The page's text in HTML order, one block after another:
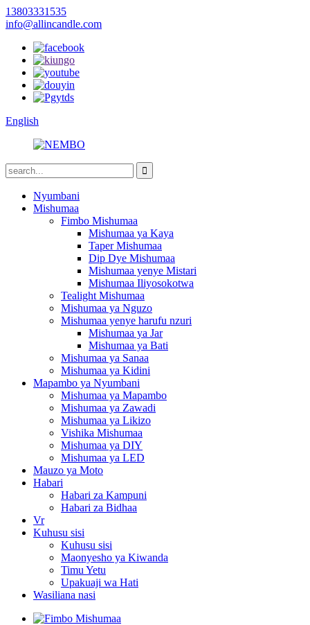
13803331535
info@allincandle.com
English
Nyumbani
Mishumaa
Fimbo Mishumaa
Mishumaa ya Kaya
Taper Mishumaa
Dip Dye Mishumaa
Mishumaa yenye Mistari
Mishumaa Iliyosokotwa
Tealight Mishumaa
Mishumaa ya Nguzo
Mishumaa yenye harufu nzuri
Mishumaa ya Jar
Mishumaa ya Bati
Mishumaa ya Sanaa
Mishumaa ya Kidini
Mapambo ya Nyumbani
Mishumaa ya Mapambo
Mishumaa ya Zawadi
Mishumaa ya Likizo
Vishika Mishumaa
Mishumaa ya DIY
Mishumaa ya LED
Mauzo ya Moto
Habari
Habari za Kampuni
Habari za Bidhaa
Vr
Kuhusu sisi
Kuhusu sisi
Maonyesho ya Kiwanda
Timu Yetu
Upakuaji wa Hati
Wasiliana nasi